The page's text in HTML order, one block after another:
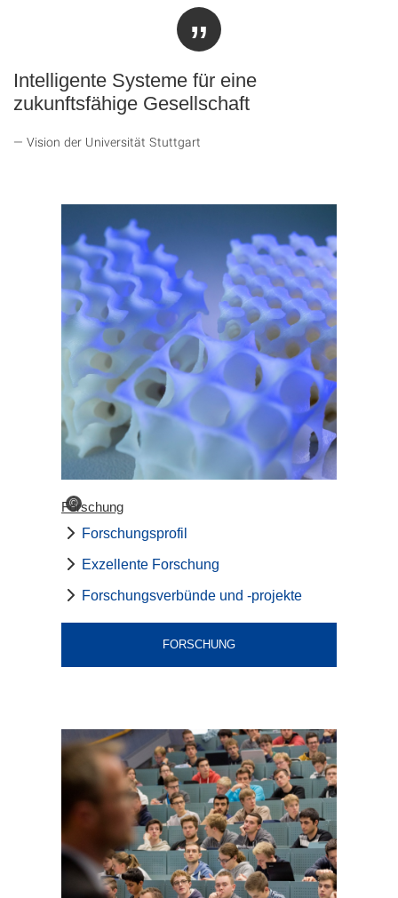
Intelligente Systeme für eine
zukunftsfähige Gesellschaft
Vision der Universität Stuttgart
©
Forschung
Forschungsprofil
Exzellente Forschung
Forschungsverbünde und -projekte
FORSCHUNG